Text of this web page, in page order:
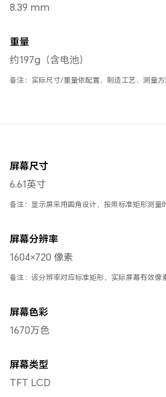
8.39 mm
重量
约197g（含电池）
备注：实际尺寸/重量依配置、制造工艺、测量方
屏幕尺寸
6.61英寸
备注：显示屏采用圆角设计，按照标准矩形测量
屏幕分辨率
1604×720 像素
备注：该分辨率对应标准矩形，实际屏幕有效像
屏幕色彩
1670万色
屏幕类型
TFT LCD